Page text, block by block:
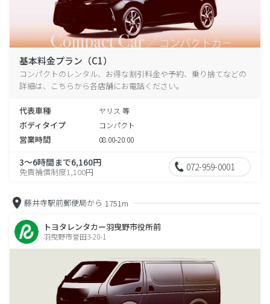
基本料金プラン（C1）
コンパクトのレンタル、お得な割引料金や予約、乗り捨てなどの
詳細は、こちらから各店舗にお電話ください。
代表車種 ヤリス 等
ボディタイプ コンパクト
営業時間 08:00-20:00
3～6時間まで6,160円
免責補償制度1,100円 072-959-0001
藤井寺駅前郵便局から 1751m
トヨタレンタカー羽曳野市役所前
羽曳野市誉田3-20-1